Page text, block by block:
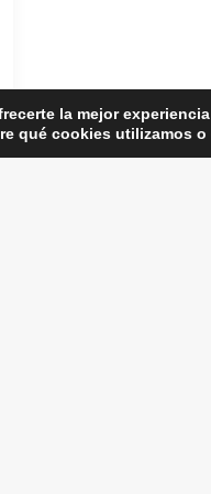
la mejor
qué cookies utilizamos